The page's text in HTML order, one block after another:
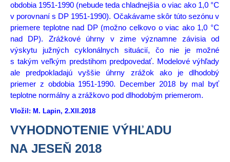
obdobia 1951-1990 (nebude teda chladnejšia o viac ako 1,0 °C
v porovnaní s DP 1951-1990). Očakávame skôr túto sezónu v
priemere teplotne nad DP (možno celkovo o viac ako 1,0 °C
nad DP). Zrážkové úhrny v zime významne závisia od
výskytu južných cyklonálnych situácií, čo nie je možné
s takým veľkým predstihom predpovedať. Modelové výhľady
ale predpokladajú vyššie úhrny zrážok ako je dlhodobý
priemer z obdobia 1951-1990. December 2018 by mal byť
teplotne normálny a zrážkovo pod dlhodobým priemerom.
Vložil: M. Lapin, 2.XII.2018
VYHODNOTENIE VÝHĽADU
NA JESEŇ 2018